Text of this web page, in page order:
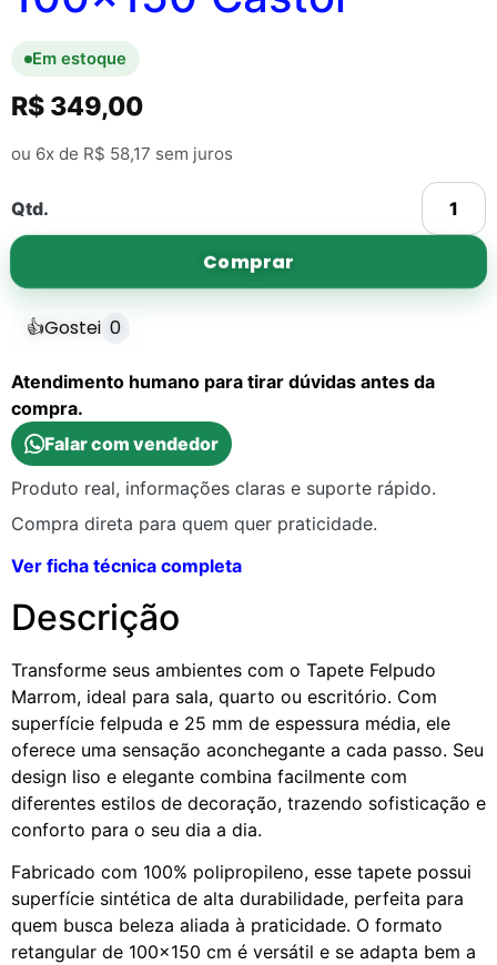
Em estoque
R$ 349,00
ou 6x de R$ 58,17 sem juros
Qtd.
Comprar
👍Gostei 0
Atendimento humano para tirar dúvidas antes da
compra.
Falar com vendedor
Produto real, informações claras e suporte rápido.
Compra direta para quem quer praticidade.
Ver ficha técnica completa
Descrição
Transforme seus ambientes com o Tapete Felpudo
Marrom, ideal para sala, quarto ou escritório. Com
superfície felpuda e 25 mm de espessura média, ele
oferece uma sensação aconchegante a cada passo. Seu
design liso e elegante combina facilmente com
diferentes estilos de decoração, trazendo sofisticação e
conforto para o seu dia a dia.
Fabricado com 100% polipropileno, esse tapete possui
superfície sintética de alta durabilidade, perfeita para
quem busca beleza aliada à praticidade. O formato
retangular de 100×150 cm é versátil e se adapta bem a